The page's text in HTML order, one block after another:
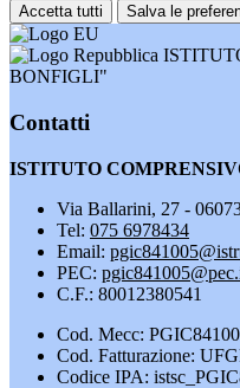
Accetta tutti Salva le
BONFIGLI"
Contatti
ISTITUTO
Via Ballarini, 27 -
Tel: 075 6978434
Email:
PEC:
C.F.: 80012380541
Cod. Mecc:
Cod. Fatturazione:
Codice IPA: